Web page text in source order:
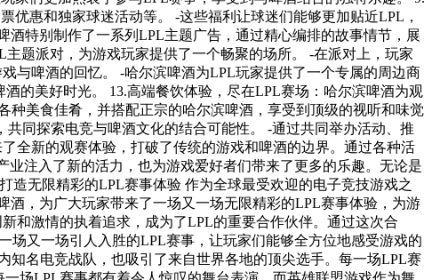
注入了新的活力，也为游戏爱好者们带来了更多的乐趣。无论是
酒，为广大玩家带来了一场又一场无限精彩的LPL赛事体验，为游
又一场引人入胜的LPL赛事，让玩家们能够全方位地感受游戏的